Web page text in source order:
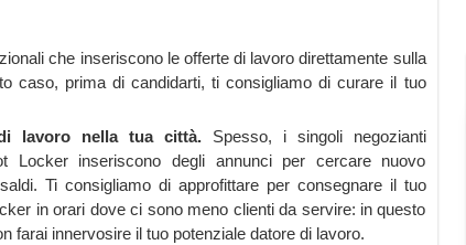
che inseriscono le offerte di lavoro direttamente sulla
caso, prima di candidarti, ti consigliamo di curare il tuo
lavoro nella tua città.Spesso, i singoli negozianti
Locker inseriscono degli annunci per cercare nuovo
Ti consigliamo di approfittare per consegnare il tuo
in orari dove ci sono meno clienti da servire: in questo
farai innervosire il tuo potenziale datore di lavoro.